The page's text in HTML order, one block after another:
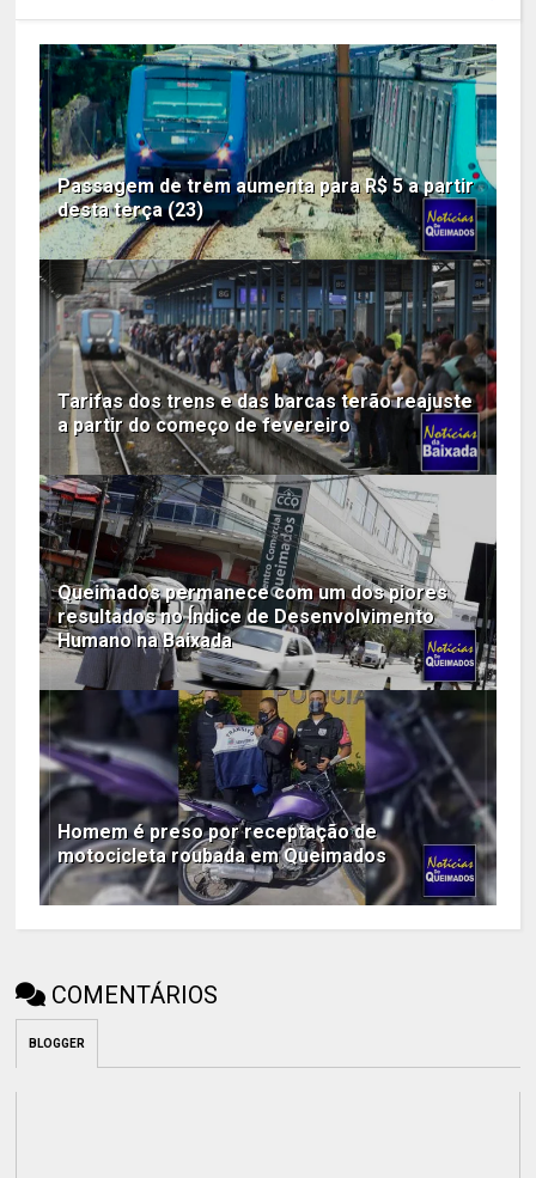
Passagem de trem aumenta para R$ 5 a partir
desta terça (23)
Tarifas dos trens e das barcas terão reajuste
a partir do começo de fevereiro
Queimados permanece com um dos piores
resultados no Índice de Desenvolvimento
Humano na Baixada
Homem é preso por receptação de
motocicleta roubada em Queimados
COMENTÁRIOS
BLOGGER